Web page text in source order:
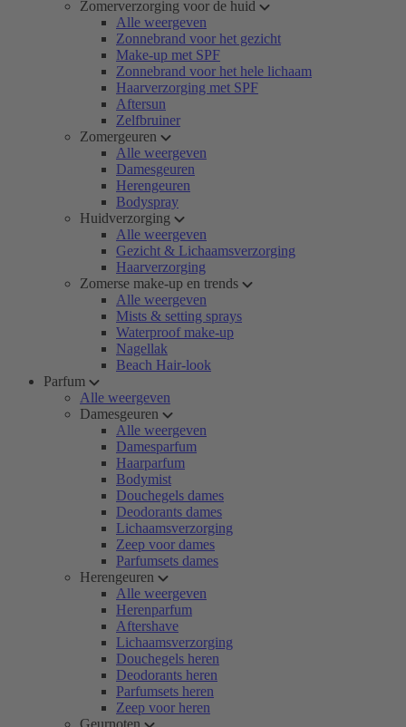
Zomerverzorging voor de huid
Alle weergeven
Zonnebrand voor het gezicht
Make-up met SPF
Zonnebrand voor het hele lichaam
Haarverzorging met SPF
Aftersun
Zelfbruiner
Zomergeuren
Alle weergeven
Damesgeuren
Herengeuren
Bodyspray
Huidverzorging
Alle weergeven
Gezicht & Lichaamsverzorging
Haarverzorging
Zomerse make-up en trends
Alle weergeven
Mists & setting sprays
Waterproof make-up
Nagellak
Beach Hair-look
Parfum
Alle weergeven
Damesgeuren
Alle weergeven
Damesparfum
Haarparfum
Bodymist
Douchegels dames
Deodorants dames
Lichaamsverzorging
Zeep voor dames
Parfumsets dames
Herengeuren
Alle weergeven
Herenparfum
Aftershave
Lichaamsverzorging
Douchegels heren
Deodorants heren
Parfumsets heren
Zeep voor heren
Geurnoten